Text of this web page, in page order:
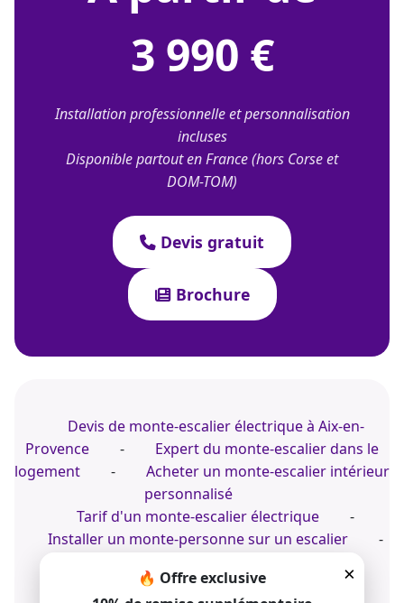
3 990 €
Installation professionnelle et personnalisation
incluses
Disponible partout en France (hors Corse et
DOM-TOM)
Devis gratuit
Brochure
×
🔥 Offre exclusive
Devis de monte-escalier électrique à Aix-en-
Provence
-
Expert du monte-escalier dans le
logement
-
Acheter un monte-escalier intérieur
personnalisé
Tarif d'un monte-escalier électrique
-
Installer un monte-personne sur un escalier
-
Expert du siège monte-escalier ajusté
-